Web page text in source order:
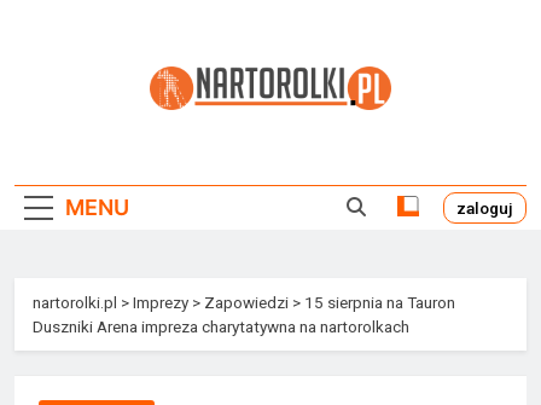
MENU zaloguj
nartorolki.pl >Imprezy > Zapowiedzi > 15 sierpnia na Tauron
Duszniki Arena impreza charytatywna na nartorolkach